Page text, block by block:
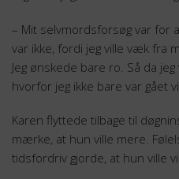
– Mit selvmordsforsøg var for
var ikke, fordi jeg ville væk fra
Jeg ønskede bare ro. Så da
hvorfor jeg ikke bare var gået
Karen flyttede tilbage til
mærke, at hun ville mere.
tidsfordriv gjorde, at hun ville